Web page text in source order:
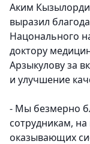
Аким
выразил
Нацонального
доктору
Арзыкулову за
и улучшение
- Мы безмерно
сотрудникам,
оказывающих